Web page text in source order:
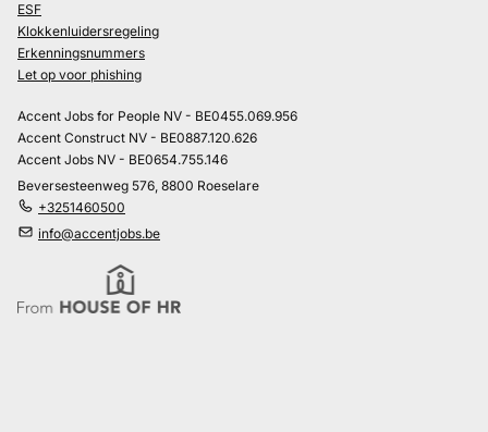
ESF
Klokkenluidersregeling
Erkenningsnummers
Let op voor phishing
Accent Jobs for People NV - BE0455.069.956
Accent Construct NV - BE0887.120.626
Accent Jobs NV - BE0654.755.146
Beversesteenweg 576, 8800 Roeselare
+3251460500
info@accentjobs.be